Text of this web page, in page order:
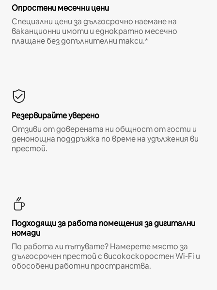
Опростени месечни цени
Специални цени за дългосрочно наемане на
ваканционни имоти и еднократно месечно
плащане без допълнителни такси.*
Резервирайте уверено
Отзиви от доверената ни общност от гости и
денонощна поддръжка по време на удължения ви
престой.
Подходящи за работа помещения за дигитални
номади
По работа ли пътувате? Намерете място за
дългосрочен престой с високоскоростен Wi-Fi и
обособени работни пространства.